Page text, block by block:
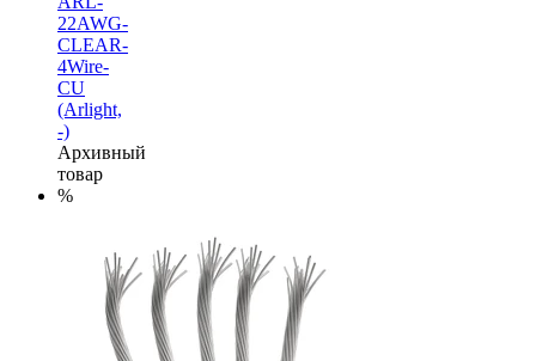
22AWG-
CLEAR-
4Wire-
CU
(Arlight,
-)
Архивный
товар
%